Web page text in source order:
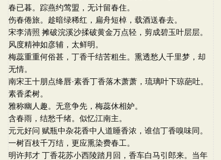
春已暮。踪燕约莺盟，无计留春住。
伤春倦旅。趁暗绿稀红，扁舟短棹，载酒送春去。
宋李清照 摊破浣溪沙揉破黄金万点轻，剪成碧玉叶层层。
风度精神如彦辅，太鲜明。
梅蕊重重何俗甚，丁香千结苦粗生。熏透愁人千里梦，却
无情。
南宋王十朋点绛唇·素香丁香落木萧萧，琉璃叶下琼葩吐。
素香柔树。
雅称幽人趣。无意争先，梅蕊休相妒。
含春雨，结愁千绪。似忆江南主。
元元好问 赋瓶中杂花香中人道睡香浓，谁信丁香嗅味同。
一树百枝千万结，更应熏染费春工。
明许邦才 丁香花苏小西陵踏月回，香车白马引郎来。当年